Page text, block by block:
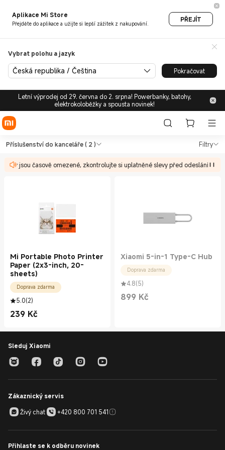
Aplikace Mi Store
Přejděte do aplikace a užijte si lepší zážitek z nakupování.
PŘEJÍT
Vybrat polohu a jazyk
Česká republika / Čeština Pokračovat
Letní výprodej od 29. června do 2. srpna! Powerbanky, batohy,
elektrokoloběžky a spousta novinek!
Shop Kancelář Příslušenství
Příslušenství do kanceláře( 2 ) Filtry
jsou časově omezené, zkontrolujte si uplatněné slevy před odesláním
Shop Kancelář Příslušenství do
Mi Portable Photo Printer
Paper (2x3-inch, 20-
sheets)
Doprava zdarma
5.0(2)
239 Kč
Current Price Kč239.00
Xiaomi 5-in-1 Type-C Hub
Doprava zdarma
4.8(5)
899 Kč
Current Price Kč899.00
Sleduj Xiaomi
Zákaznický servis
Živý chat
+420 800 701 541
Přihlaste se k odběru novinek